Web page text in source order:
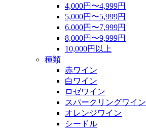
4,000円〜4,999円
5,000円〜5,999円
6,000円〜7,999円
8,000円〜9,999円
10,000円以上
種類
赤ワイン
白ワイン
ロゼワイン
スパークリングワイン
オレンジワイン
シードル